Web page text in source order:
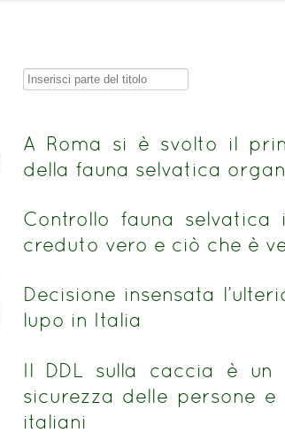
Inserisci
titolo
A Roma si è svolto il
della fauna selvatica
Controllo fauna
creduto vero e ciò che è
Decisione insensata
lupo in Italia
Il DDL sulla caccia è un
sicurezza delle persone
italiani